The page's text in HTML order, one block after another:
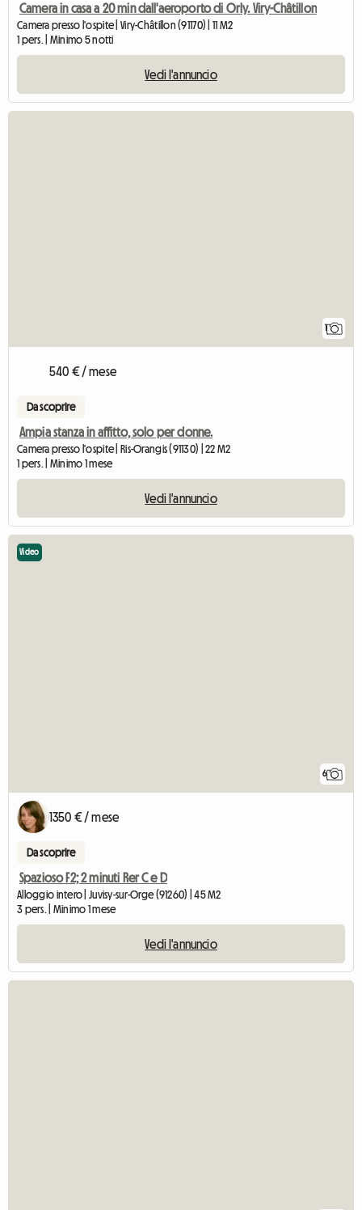
Camera in casa a 20 min dall'aeroporto di Orly. Viry-Châtillon
Camera presso l'ospite | Viry-Châtillon (91170) | 11 M2
1 pers. | Minimo 5 notti
Vedi l'annuncio
1
540 € / mese
Da scoprire
Ampia stanza in affitto, solo per donne.
Camera presso l'ospite | Ris-Orangis (91130) | 22 M2
1 pers. | Minimo 1 mese
Vedi l'annuncio
6
Video
1350 € / mese
Da scoprire
Spazioso F2; 2 minuti Rer C e D
Alloggio intero | Juvisy-sur-Orge (91260) | 45 M2
3 pers. | Minimo 1 mese
Vedi l'annuncio